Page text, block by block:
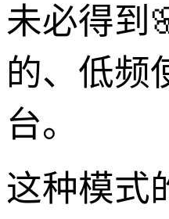
未必得到
的、低频
台。
这种模式